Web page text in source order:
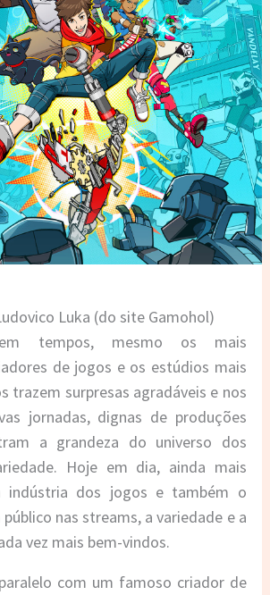
Luka (do site Gamohol)
tempos, mesmo os mais
de jogos e os estúdios mais
trazem surpresas agradáveis e nos
jornadas, dignas de produções
a grandeza do universo dos
Hoje em dia, ainda mais
indústria dos jogos e também o
nas streams, a variedade e a
vez mais bem-vindos.
com um famoso criador de